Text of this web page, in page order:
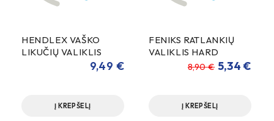
HENDLEX VAŠKO
LIKUČIŲ VALIKLIS
9,49 €
Į KREPŠELĮ
FENIKS RATLANKIŲ
VALIKLIS HARD
WHEEL 1000ml
8,90€ 5,34€
Į KREPŠELĮ